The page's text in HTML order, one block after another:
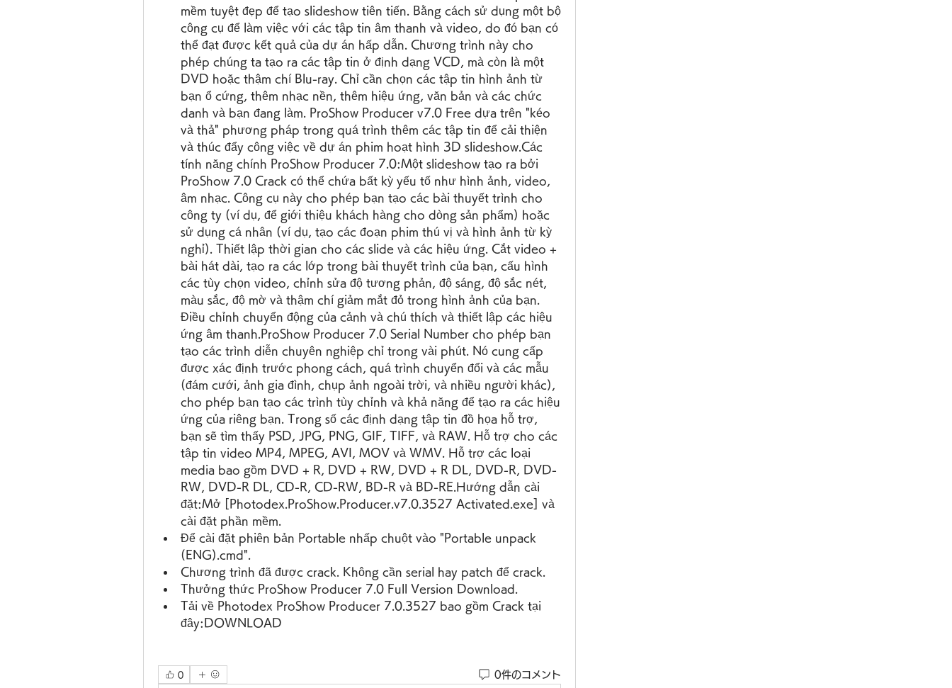
mềm tuyệt đẹp để tạo slideshow tiên tiến. Bằng cách sử dụng một bộ
công cụ để làm việc với các tập tin âm thanh và video, do đó bạn có
thể đạt được kết quả của dự án hấp dẫn. Chương trình này cho
phép chúng ta tạo ra các tập tin ở định dạng VCD, mà còn là một
DVD hoặc thậm chí Blu-ray. Chỉ cần chọn các tập tin hình ảnh từ
bạn ổ cứng, thêm nhạc nền, thêm hiệu ứng, văn bản và các chức
danh và bạn đang làm. ProShow Producer v7.0 Free dựa trên "kéo
và thả" phương pháp trong quá trình thêm các tập tin để cải thiện
và thúc đẩy công việc về dự án phim hoạt hình 3D slideshow.Các
tính năng chính ProShow Producer 7.0:Một slideshow tạo ra bởi
ProShow 7.0 Crack có thể chứa bất kỳ yếu tố như hình ảnh, video,
âm nhạc. Công cụ này cho phép bạn tạo các bài thuyết trình cho
công ty (ví dụ, để giới thiệu khách hàng cho dòng sản phẩm) hoặc
sử dụng cá nhân (ví dụ, tạo các đoạn phim thú vị và hình ảnh từ kỳ
nghỉ). Thiết lập thời gian cho các slide và các hiệu ứng. Cắt video +
bài hát dài, tạo ra các lớp trong bài thuyết trình của bạn, cấu hình
các tùy chọn video, chỉnh sửa độ tương phản, độ sáng, độ sắc nét,
màu sắc, độ mờ và thậm chí giảm mắt đỏ trong hình ảnh của bạn.
Điều chỉnh chuyển động của cảnh và chú thích và thiết lập các hiệu
ứng âm thanh.ProShow Producer 7.0 Serial Number cho phép bạn
tạo các trình diễn chuyên nghiệp chỉ trong vài phút. Nó cung cấp
được xác định trước phong cách, quá trình chuyển đổi và các mẫu
(đám cưới, ảnh gia đình, chụp ảnh ngoài trời, và nhiều người khác),
cho phép bạn tạo các trình tùy chỉnh và khả năng để tạo ra các hiệu
ứng của riêng bạn. Trong số các định dạng tập tin đồ họa hỗ trợ,
bạn sẽ tìm thấy PSD, JPG, PNG, GIF, TIFF, và RAW. Hỗ trợ cho các
tập tin video MP4, MPEG, AVI, MOV và WMV. Hỗ trợ các loại
media bao gồm DVD + R, DVD + RW, DVD + R DL, DVD-R, DVD-
RW, DVD-R DL, CD-R, CD-RW, BD-R và BD-RE.Hướng dẫn cài
đặt:Mở [Photodex.ProShow.Producer.v7.0.3527 Activated.exe] và
cài đặt phần mềm.
Để cài đặt phiên bản Portable nhấp chuột vào "Portable unpack
(ENG).cmd".
Chương trình đã được crack. Không cần serial hay patch để crack.
Thưởng thức ProShow Producer 7.0 Full Version Download.
Tải về Photodex ProShow Producer 7.0.3527 bao gồm Crack tại
đây:DOWNLOAD
0 0件のコメント